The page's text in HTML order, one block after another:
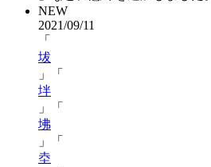
NEW
2021/09/11
「
坺
」「
坢
」「
坲
」「
坴